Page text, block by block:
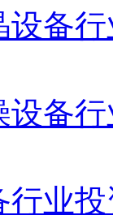
设备
设备
行业